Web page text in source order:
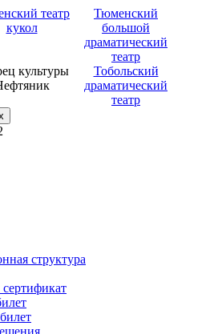
театр
кукол
Тюменский
большой
драматический
театр
культуры
Тобольский
драматический
театр
структура